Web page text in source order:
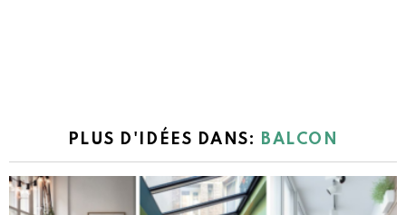
PLUS D'IDÉES DANS: BALCON